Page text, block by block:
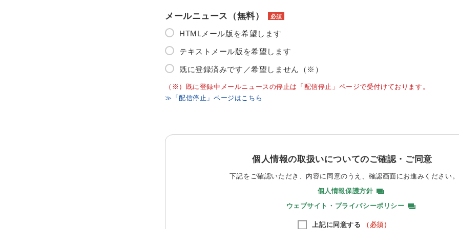
メールニュース（無料） 必須
HTMLメール版を希望します
テキストメール版を希望します
既に登録済みです／希望しません（※）
（※）既に登録中メールニュースの停止は「配信停止」ページで受付けております。
≫「配信停止」ページはこちら
個人情報の取扱いについてのご確認・ご同意
下記をご確認いただき、内容に同意のうえ、 確認画面にお進みください。
個人情報保護方針
ウェブサイト・プライバシーポリシー
上記に同意する （必須）